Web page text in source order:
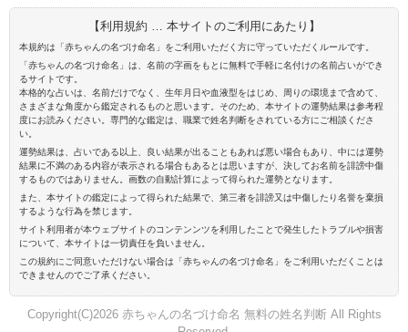
【利用規約 … 本サイトのご利用にあたり】
本規約は「赤ちゃんの名づけ命名」をご利用いただく方に守っていただくルールです。
「赤ちゃんの名づけ命名」は、名前の字画をもとに無料で手軽に名付けの名前占いができ
るサイトです。
本格的な占いは、名前だけでなく、生年月日や血液型をはじめ、周りの環境まで含めて、
さまざまな角度から鑑定されるものと思います。そのため、本サイトの運勢結果は参考程
度にお読みください。専門的な鑑定は、職業で姓名判断をされている方にご相談くださ
い。
運勢結果は、占いである以上、良い結果が出ることもあれば悪い場合もあり、中には運勢
結果に不満のある内容が表示される場合もあるとは思いますが、決してお名前を誹謗中傷
するものではありません。画数の自動計算によって得られた運勢となります。
また、本サイトの鑑定によって得られた結果で、第三者を誹謗又は中傷したり名誉を棄損
するような行為を禁じます。
サイト利用者が本ウェブサイトのコンテンンツを利用したことで発生したトラブルや損害
について、本サイトは一切責任を負いません。
この規約にご同意いただけない場合は「赤ちゃんの名づけ命名」をご利用いただくことは
できませんのでご了承ください。
Copyright(C)2026 赤ちゃんの名づけ命名 無料の姓名判断 All Rights